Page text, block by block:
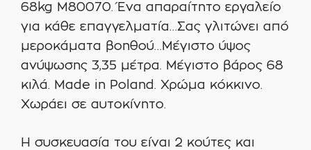
68kg M80070. Ένα απαραίτητο εργαλείο
για κάθε επαγγελματία…Σας γλιτώνει από
μεροκάματα βοηθού…Μέγιστο ύψος
ανύψωσης 3,35 μέτρα. Μέγιστο βάρος 68
κιλά. Made in Poland. Χρώμα κόκκινο.
Χωράει σε αυτοκίνητο.
Η συσκευασία του είναι 2 κούτες και